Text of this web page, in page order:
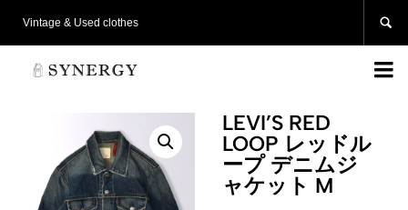
Vintage & Used clothes 

LEVI’S RED
LOOP レッドル
ープ デニムジ
ャケット M